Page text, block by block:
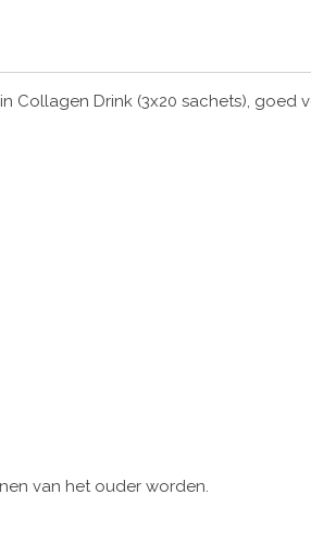
Collagen Drink (3x20 sachets), goed
van het ouder worden.